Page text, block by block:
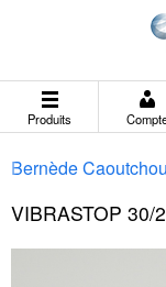
Produits
Bernède
VIBRASTOP 30/